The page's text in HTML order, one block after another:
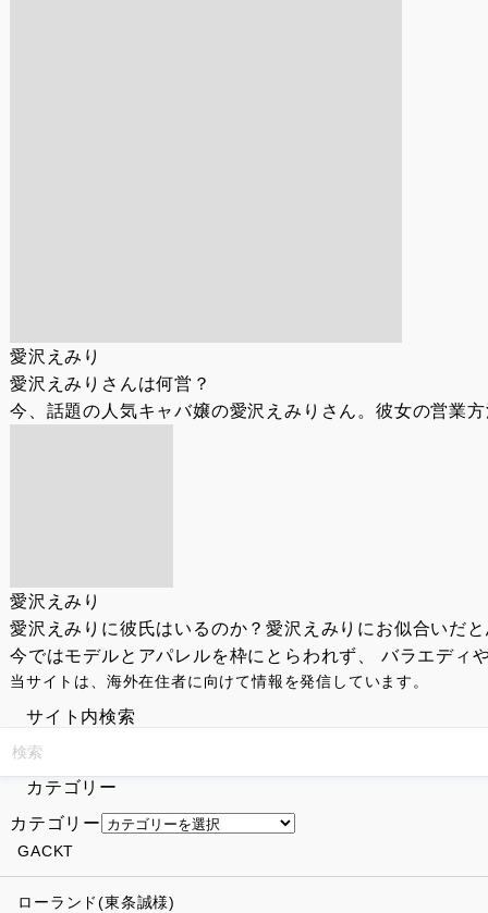
愛沢えみり
愛沢えみりさんは何営？
今、話題の人気キャバ嬢の愛沢えみりさん。彼女の営業
愛沢えみり
愛沢えみりに彼氏はいるのか？愛沢えみりにお似合いだ
今ではモデルとアパレルを枠にとらわれず、 バラエディ
当サイトは、海外在住者に向けて情報を発信しています。
サイト内検索
カテゴリー
カテゴリー
GACKT
ローランド(東条誠様)